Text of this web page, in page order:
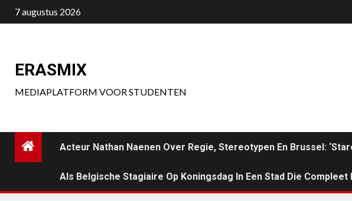
naar
7 augustus 2026
ERASMIX
MEDIAPLATFORM VOOR STUDENTEN
Acteur Nathan Naenen Over Regie, Stereotypen En Brussel:
Als Belgische Stagiaire Op Koningsdag In Een Stad Die Compleet